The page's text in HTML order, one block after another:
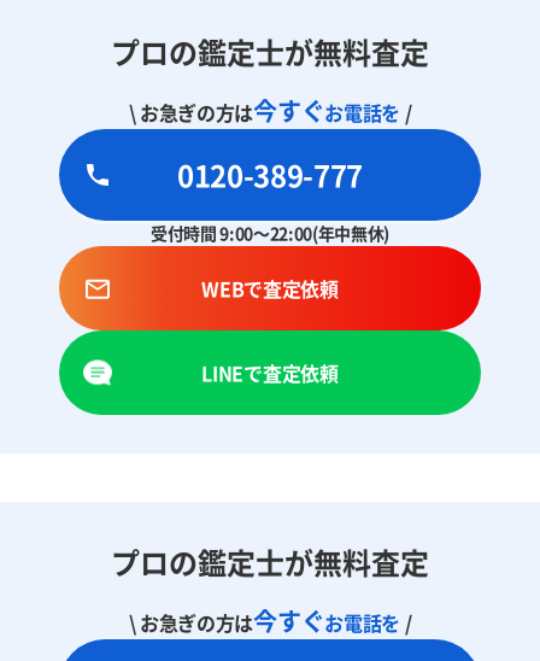
プロの鑑定士が無料査定
\ お急ぎの方は今すぐお電話を /
0120-389-777
受付時間 9:00～22:00(年中無休)
WEBで査定依頼
LINEで査定依頼
プロの鑑定士が無料査定
\ お急ぎの方は今すぐお電話を /